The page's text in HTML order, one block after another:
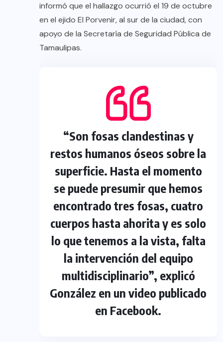
informó que el hallazgo ocurrió el 19 de octubre
en el ejido El Porvenir, al sur de la ciudad, con
apoyo de la Secretaría de Seguridad Pública de
Tamaulipas.
“Son fosas clandestinas y
restos humanos óseos sobre la
superficie. Hasta el momento
se puede presumir que hemos
encontrado tres fosas, cuatro
cuerpos hasta ahorita y es solo
lo que tenemos a la vista, falta
la intervención del equipo
multidisciplinario”, explicó
González en un video publicado
en Facebook.